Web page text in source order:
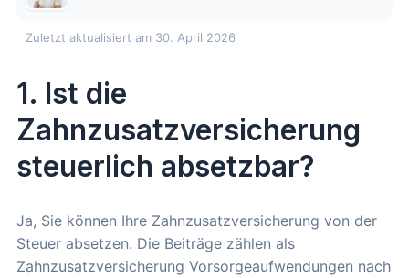
Zuletzt aktualisiert am 30. April 2026
1. Ist die
Zahnzusatzversicherung
steuerlich absetzbar?
Ja, Sie können Ihre Zahnzusatzversicherung von der
Steuer absetzen. Die Beiträge zählen als
Zahnzusatzversicherung Vorsorgeaufwendungen nach